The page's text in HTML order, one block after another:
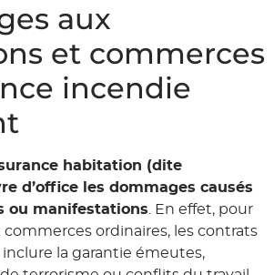
aux
et commerces
incendie
habitation (dite
d’office les dommages causés
ou manifestations. En effet, pour
commerces ordinaires, les contrats
la garantie émeutes,